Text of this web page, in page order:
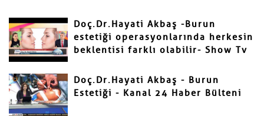
Adınız ve Soyadınız
Mail
Doç.Dr.Hayati Akbaş -Burun
estetiği operasyonlarında herkesin
beklentisi farklı olabilir- Show Tv
Doç.Dr.Hayati Akbaş - Burun
Estetiği - Kanal 24 Haber Bülteni